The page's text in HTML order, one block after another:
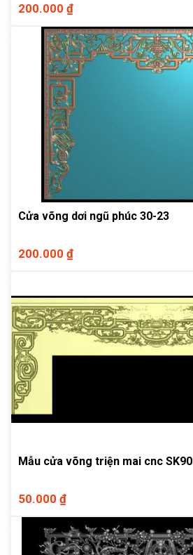
200.000 ₫
Cửa võng dơi ngũ phúc 30-23
200.000 ₫
Mẫu cửa võng triện mai cnc SK90
50.000 ₫